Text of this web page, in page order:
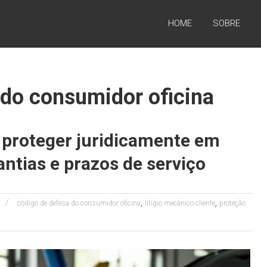
HOME SOBRE
consumidor oficina
juridicamente em
e prazos de serviço
código de defesa do consumidor oficina, litígio mecânico cliente, proteção